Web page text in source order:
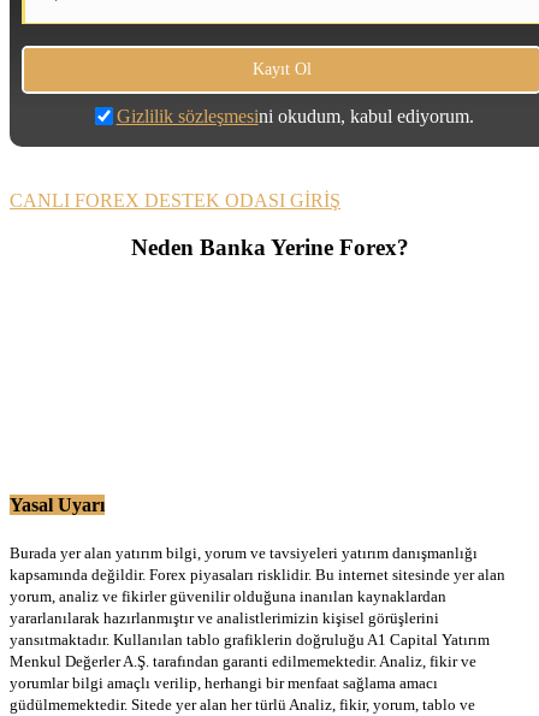
Gizlilik sözleşmesini okudum, kabul ediyorum.
CANLI FOREX DESTEK ODASI GİRİŞ
Neden Banka Yerine Forex?
Yasal Uyarı
Burada yer alan yatırım bilgi, yorum ve tavsiyeleri yatırım danışmanlığı
kapsamında değildir. Forex piyasaları risklidir. Bu internet sitesinde yer alan
yorum, analiz ve fikirler güvenilir olduğuna inanılan kaynaklardan
yararlanılarak hazırlanmıştır ve analistlerimizin kişisel görüşlerini
yansıtmaktadır. Kullanılan tablo grafiklerin doğruluğu A1 Capital Yatırım
Menkul Değerler A.Ş. tarafından garanti edilmemektedir. Analiz, fikir ve
yorumlar bilgi amaçlı verilip, herhangi bir menfaat sağlama amacı
güdülmemektedir. Sitede yer alan her türlü Analiz, fikir, yorum, tablo ve